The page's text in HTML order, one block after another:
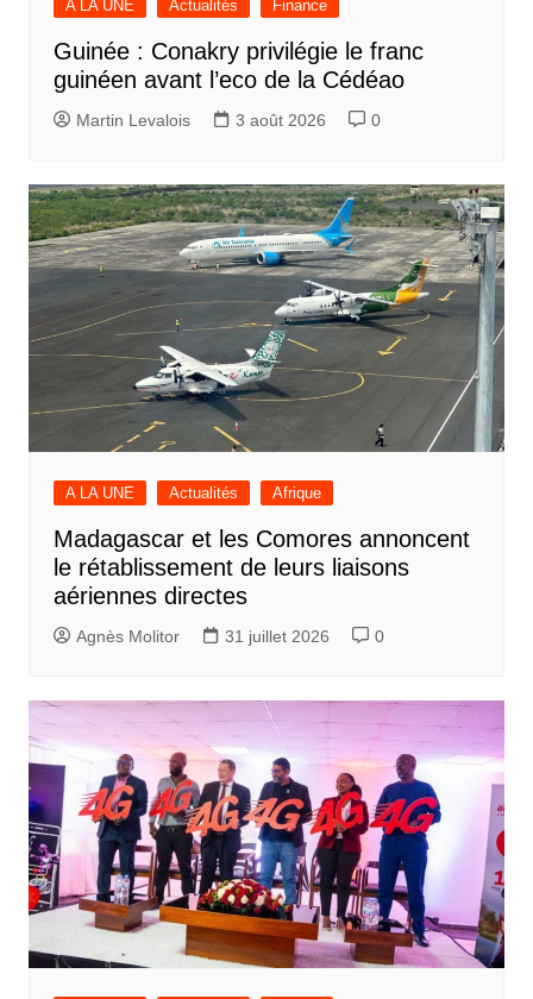
A LA UNE Actualités Finance
Guinée : Conakry privilégie le franc
guinéen avant l’eco de la Cédéao
Martin Levalois 3 août 2026 0
A LA UNE Actualités Afrique
Madagascar et les Comores annoncent
le rétablissement de leurs liaisons
aériennes directes
Agnès Molitor 31 juillet 2026 0